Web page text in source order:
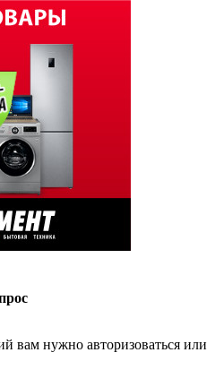
вам нужно авторизоваться или